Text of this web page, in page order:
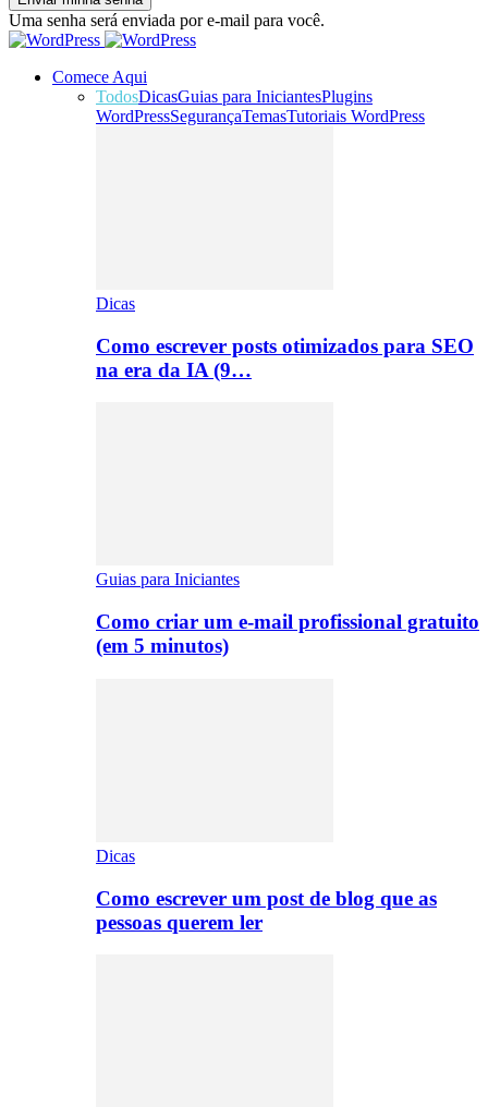
Uma senha será enviada por e-mail para você.
Comece Aqui
TodosDicasGuias para IniciantesPlugins
WordPressSegurançaTemasTutoriais WordPress
Dicas
Como escrever posts otimizados para SEO
na era da IA (9…
Guias para Iniciantes
Como criar um e-mail profissional gratuito
(em 5 minutos)
Dicas
Como escrever um post de blog que as
pessoas querem ler